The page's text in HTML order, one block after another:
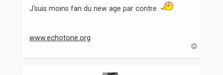
a
J'suis moins fan du new age par contre
www.echotone.org